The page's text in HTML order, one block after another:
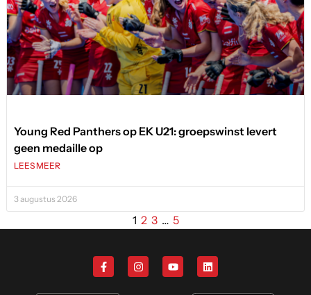
Young Red Panthers op EK U21: groepswinst levert
geen medaille op
LEES MEER
3 augustus 2026
1 2 3 … 5